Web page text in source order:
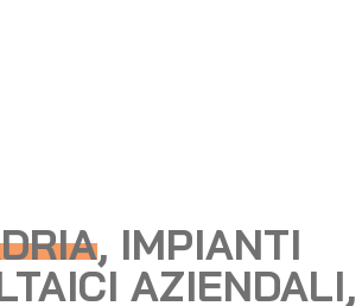
, IMPIANTI
AZIENDALI,